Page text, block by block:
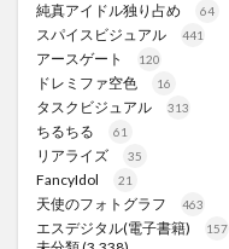
純真アイドル独り占め 64
スパイスビジュアル 441
アースゲート 120
ドレミファ空色 16
タスクビジュアル 313
ちるちる 61
リアライズ 35
FancyIdol 21
天使のフォトグラフ 463
エスデジタル(電子書籍) 157